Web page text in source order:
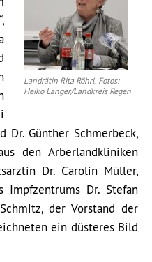
Landrätin Rita Röhrl. Fotos:
Heiko Langer/Landkreis Regen
Dr. Günther Schmerbeck,
den Arberlandkliniken
Dr. Carolin Müller,
Dr. Stefan
der Vorstand der
ein düsteres Bild